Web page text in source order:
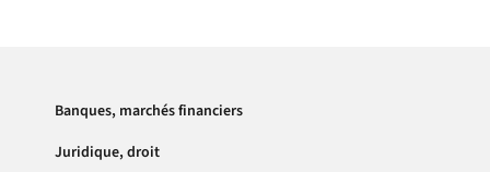
Banques, marchés financiers
Juridique, droit